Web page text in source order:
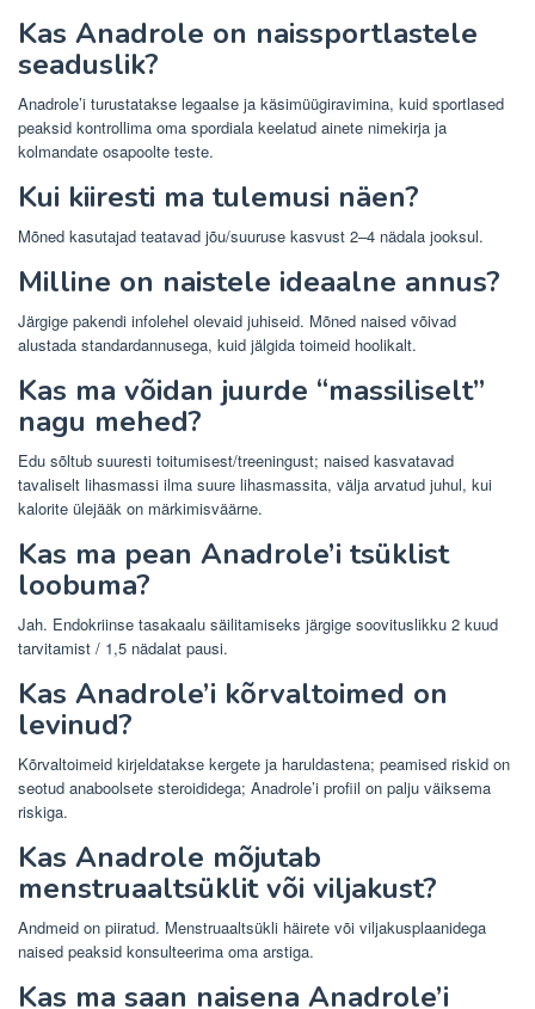
Kas Anadrole on naissportlastele
seaduslik?
Anadrole’i ​​turustatakse legaalse ja käsimüügiravimina, kuid sportlased
peaksid kontrollima oma spordiala keelatud ainete nimekirja ja
kolmandate osapoolte teste.
Kui kiiresti ma tulemusi näen?
Mõned kasutajad teatavad jõu/suuruse kasvust 2–4 nädala jooksul.
Milline on naistele ideaalne annus?
Järgige pakendi infolehel olevaid juhiseid. Mõned naised võivad
alustada standardannusega, kuid jälgida toimeid hoolikalt.
Kas ma võidan juurde “massiliselt”
nagu mehed?
Edu sõltub suuresti toitumisest/treeningust; naised kasvatavad
tavaliselt lihasmassi ilma suure lihasmassita, välja arvatud juhul, kui
kalorite ülejääk on märkimisväärne.
Kas ma pean Anadrole’i ​​tsüklist
loobuma?
Jah. Endokriinse tasakaalu säilitamiseks järgige soovituslikku 2 kuud
tarvitamist / 1,5 nädalat pausi.
Kas Anadrole’i ​​kõrvaltoimed on
levinud?
Kõrvaltoimeid kirjeldatakse kergete ja haruldastena; peamised riskid on
seotud anaboolsete steroididega; Anadrole’i ​​profiil on palju väiksema
riskiga.
Kas Anadrole mõjutab
menstruaaltsüklit või viljakust?
Andmeid on piiratud. Menstruaaltsükli häirete või viljakusplaanidega
naised peaksid konsulteerima oma arstiga.
Kas ma saan naisena Anadrole’i ​​